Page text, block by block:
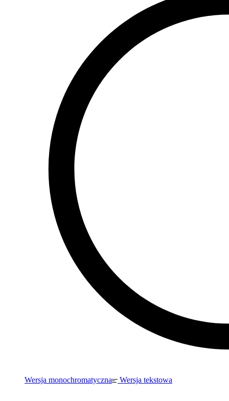
Wersja monochromatyczna Wersja tekstowa